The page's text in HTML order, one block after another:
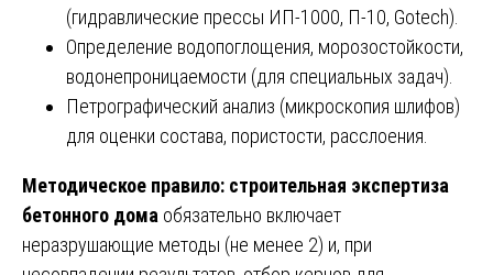
(гидравлические прессы ИП-1000, П-10, Gotech).
Определение водопоглощения, морозостойкости,
водонепроницаемости (для специальных задач).
Петрографический анализ (микроскопия шлифов)
для оценки состава, пористости, расслоения.
Методическое правило: строительная экспертиза
бетонного дома обязательно включает
неразрушающие методы (не менее 2) и, при